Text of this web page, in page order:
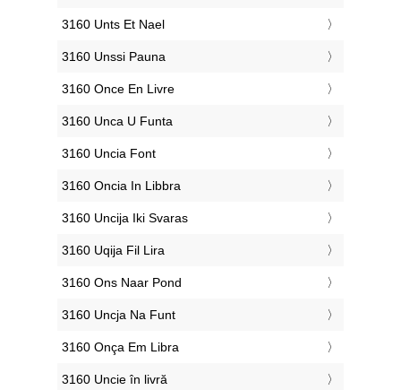
‎3160 Unts Et Nael
‎3160 Unssi Pauna
‎3160 Once En Livre
‎3160 Unca U Funta
‎3160 Uncia Font
‎3160 Oncia In Libbra
‎3160 Uncija Iki Svaras
‎3160 Uqija Fil Lira
‎3160 Ons Naar Pond
‎3160 Uncja Na Funt
‎3160 Onça Em Libra
‎3160 Uncie în livră